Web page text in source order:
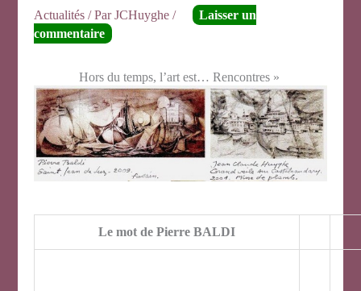
Actualités / ParJCHuyghe/
Laisser un
commentaire
Hors du temps, l’art est… Rencontres »
Le mot de Pierre BALDI